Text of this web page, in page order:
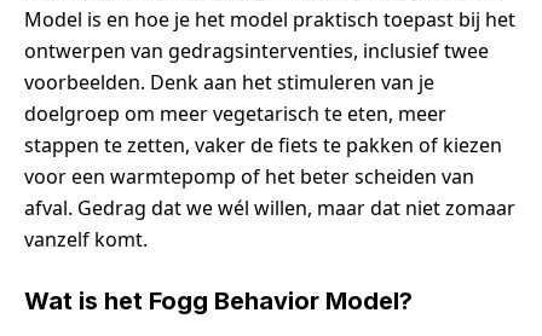
Model is en hoe je het model praktisch toepast bij het
ontwerpen van gedragsinterventies, inclusief twee
voorbeelden. Denk aan het stimuleren van je
doelgroep om meer vegetarisch te eten, meer
stappen te zetten, vaker de fiets te pakken of kiezen
voor een warmtepomp of het beter scheiden van
afval. Gedrag dat we wél willen, maar dat niet zomaar
vanzelf komt.
Wat is het Fogg Behavior Model?